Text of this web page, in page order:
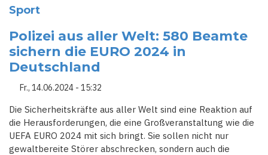
Sport
Polizei aus aller Welt: 580 Beamte
sichern die EURO 2024 in
Deutschland
Fr., 14.06.2024 - 15:32
Die Sicherheitskräfte aus aller Welt sind eine Reaktion auf
die Herausforderungen, die eine Großveranstaltung wie die
UEFA EURO 2024 mit sich bringt. Sie sollen nicht nur
gewaltbereite Störer abschrecken, sondern auch die